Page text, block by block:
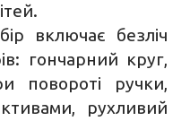
включає безліч
гончарний круг,
повороті ручки,
рухливий